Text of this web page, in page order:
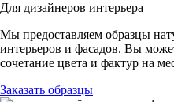
Для дизайнеров интерьера
Мы предоставляем образцы
интерьеров и фасадов. Вы
сочетание цвета и фактур на
Заказать образцы